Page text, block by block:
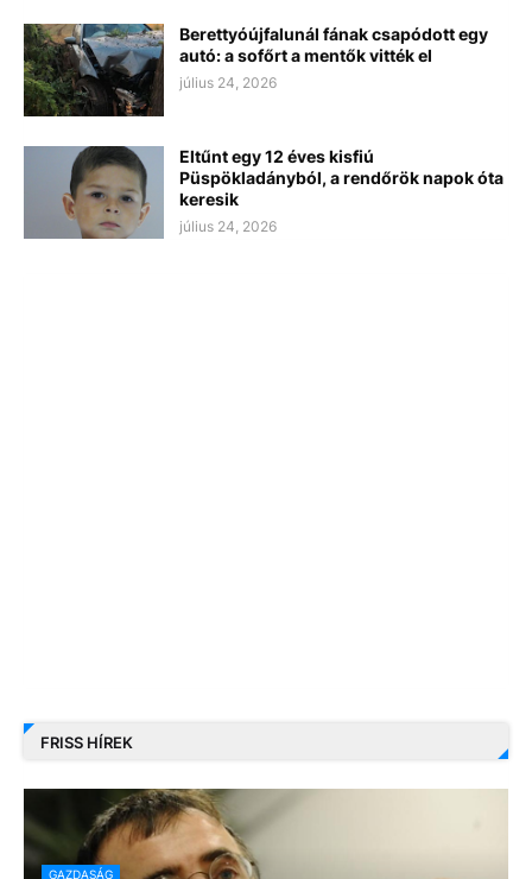
Berettyóújfalunál fának csapódott egy
autó: a sofőrt a mentők vitték el
július 24, 2026
Eltűnt egy 12 éves kisfiú
Püspökladányból, a rendőrök napok óta
keresik
július 24, 2026
FRISS HÍREK
GAZDASÁG